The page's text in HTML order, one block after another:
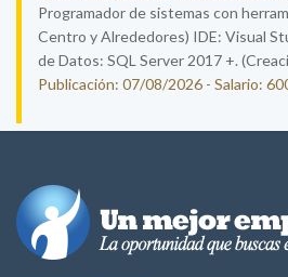
Programador de sistemas con
Centro y Alrededores) IDE: Visual
de Datos: SQL Server 2017 +.
Publicación: 07/08/2026 - Salario: